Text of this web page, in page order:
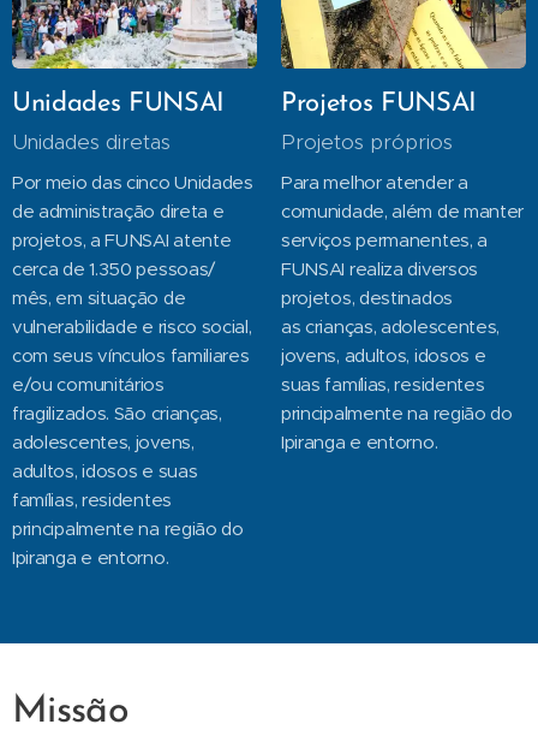
Unidades FUNSAI
Unidades diretas
Por meio das cinco Unidades
de administração direta e
projetos, a FUNSAI atente
cerca de 1.350 pessoas/
mês, em situação de
vulnerabilidade e risco social,
com seus vínculos familiares
e/ou comunitários
fragilizados. São crianças,
adolescentes, jovens,
adultos, idosos e suas
famílias, residentes
principalmente na região do
Ipiranga e entorno.
Projetos FUNSAI
Projetos próprios
Para melhor atender a
comunidade, além de manter
serviços permanentes, a
FUNSAI realiza diversos
projetos, destinados
as crianças, adolescentes,
jovens, adultos, idosos e
suas famílias, residentes
principalmente na região do
Ipiranga e entorno.
Missão